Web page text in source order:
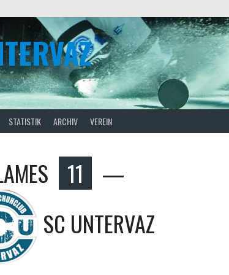
STATISTIK ARCHIV VEREIN
11
—
SC UNTERVAZ